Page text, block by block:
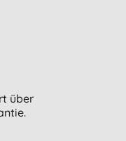
über